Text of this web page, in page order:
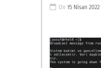
On 15 Nisan 2022